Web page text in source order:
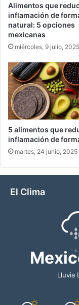
Alimentos que
inflamación de
natural: 5 opciones
mexicanas
miércoles, 9 julio, 2025
5 alimentos que
inflamación de
martes, 24 junio, 2025
El Clima
Lluvia